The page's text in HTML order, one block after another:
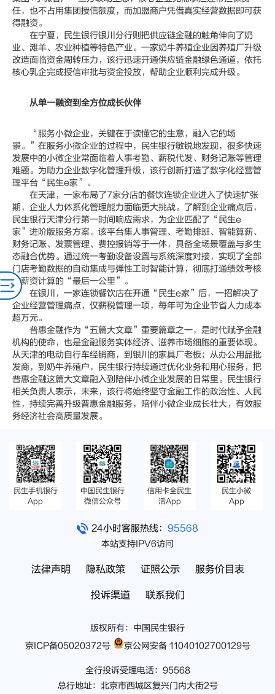
任，也不占用集团授信额度，而加盟商户凭借真实经营数据即可获
得融资。
在宁夏，民生银行银川分行则把供应链金融的触角伸向了奶
业、滩羊、农业种植等特色产业。一家奶牛养殖企业因养殖厂升级
改造面临资金周转压力，该行迅速开通供应链金融绿色通道，依托
核心乳企完成授信审批与资金投放，帮助企业顺利完成升级。
从单一融资到全方位成长伙伴
“服务小微企业，关键在于读懂它的生意，融入它的场
景。”在服务小微企业的过程中，民生银行敏锐地发现，很多快速
发展中的小微企业常面临着人事考勤、薪税代发、财务记账等管理
难题。为助力企业数字化管理升级，该行创新打造了数字化经营管
理平台“民生e家”。
在天津，一家布局了7家分店的餐饮连锁企业进入了快速扩张
期，企业人力体系化管理能力面临更大挑战。了解到企业痛点后，
民生银行天津分行第一时间响应需求，为企业匹配了“民生e
家”进阶版服务方案。该平台集人事管理、考勤排班、智能算薪、
财务记账、发票管理、费控报销等于一体，具备全场景覆盖与多生
态融合优势。通过统一考勤设备设置与系统深度对接，实现了全部
门店考勤数据的自动集成与弹性工时智能计算，彻底打通绩效考核
与薪资计算的“最后一公里”。
在银川，一家连锁餐饮店在开通“民生e家”后，一招解决了
企业经营管理痛点，仅薪税管理一项，每年可为企业节省人力成本
超万元。
普惠金融作为“五篇大文章”重要篇章之一，是时代赋予金融
机构的使命，也是金融服务实体经济、滋养市场细胞的重要体现。
从天津的电动自行车经销商，到银川的家具厂老板；从办公用品批
发商，到奶牛养殖户，民生银行持续通过优化业务和用心服务，把
普惠金融这篇大文章融入到陪伴小微企业发展的日常里。民生银行
相关负责人表示，未来，该行将始终坚守金融工作的政治性、人民
性，持续完善升级普惠金融服务，陪伴小微企业成长壮大，有效服
务经济社会高质量发展。
民生手机银行
App
中国民生银行
微信公众号
信用卡全民生
活App
民生小微
App
24小时客服热线： 95568
本站支持IPV6访问
法律声明 隐私政策 证照公示 服务价目表
投诉渠道 联系我们
版权所有：中国民生银行
京ICP备05020372号
京公网安备 11040102700129号
全行投诉受理电话：95568
总行地址：北京市西城区复兴门内大街2号